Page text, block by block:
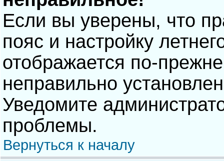
Если вы уверены, что
пояс и настройку
отображается по-
неправильно
Уведомите
проблемы.
Вернуться к началу